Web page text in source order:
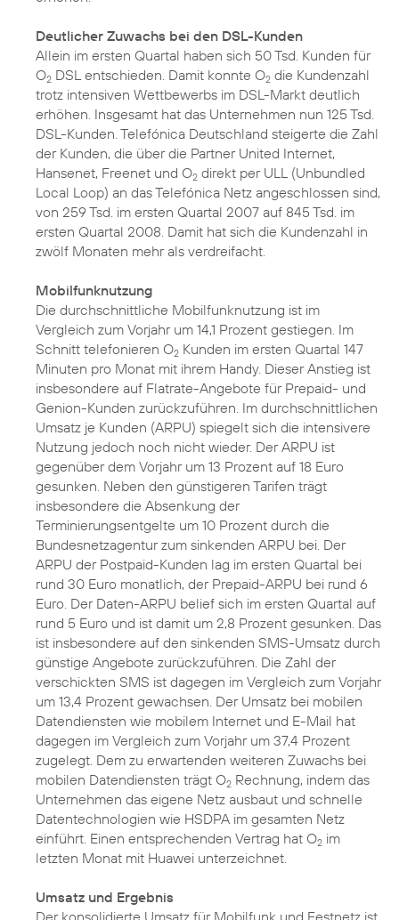
Deutlicher Zuwachs bei den DSL-Kunden
Allein im ersten Quartal haben sich 50 Tsd. Kunden für
O2 DSL entschieden. Damit konnte O2 die Kundenzahl
trotz intensiven Wettbewerbs im DSL-Markt deutlich
erhöhen. Insgesamt hat das Unternehmen nun 125 Tsd.
DSL-Kunden. Telefónica Deutschland steigerte die Zahl
der Kunden, die über die Partner United Internet,
Hansenet, Freenet und O2 direkt per ULL (Unbundled
Local Loop) an das Telefónica Netz angeschlossen sind,
von 259 Tsd. im ersten Quartal 2007 auf 845 Tsd. im
ersten Quartal 2008. Damit hat sich die Kundenzahl in
zwölf Monaten mehr als verdreifacht.
Mobilfunknutzung
Die durchschnittliche Mobilfunknutzung ist im
Vergleich zum Vorjahr um 14,1 Prozent gestiegen. Im
Schnitt telefonieren O2 Kunden im ersten Quartal 147
Minuten pro Monat mit ihrem Handy. Dieser Anstieg ist
insbesondere auf Flatrate-Angebote für Prepaid- und
Genion-Kunden zurückzuführen. Im durchschnittlichen
Umsatz je Kunden (ARPU) spiegelt sich die intensivere
Nutzung jedoch noch nicht wieder. Der ARPU ist
gegenüber dem Vorjahr um 13 Prozent auf 18 Euro
gesunken. Neben den günstigeren Tarifen trägt
insbesondere die Absenkung der
Terminierungsentgelte um 10 Prozent durch die
Bundesnetzagentur zum sinkenden ARPU bei. Der
ARPU der Postpaid-Kunden lag im ersten Quartal bei
rund 30 Euro monatlich, der Prepaid-ARPU bei rund 6
Euro. Der Daten-ARPU belief sich im ersten Quartal auf
rund 5 Euro und ist damit um 2,8 Prozent gesunken. Das
ist insbesondere auf den sinkenden SMS-Umsatz durch
günstige Angebote zurückzuführen. Die Zahl der
verschickten SMS ist dagegen im Vergleich zum Vorjahr
um 13,4 Prozent gewachsen. Der Umsatz bei mobilen
Datendiensten wie mobilem Internet und E-Mail hat
dagegen im Vergleich zum Vorjahr um 37,4 Prozent
zugelegt. Dem zu erwartenden weiteren Zuwachs bei
mobilen Datendiensten trägt O2 Rechnung, indem das
Unternehmen das eigene Netz ausbaut und schnelle
Datentechnologien wie HSDPA im gesamten Netz
einführt. Einen entsprechenden Vertrag hat O2 im
letzten Monat mit Huawei unterzeichnet.
Umsatz und Ergebnis
Der konsolidierte Umsatz für Mobilfunk und Festnetz ist